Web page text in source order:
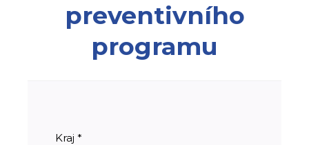
preventivního
programu
Kraj *